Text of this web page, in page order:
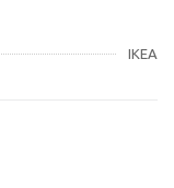
IKEA